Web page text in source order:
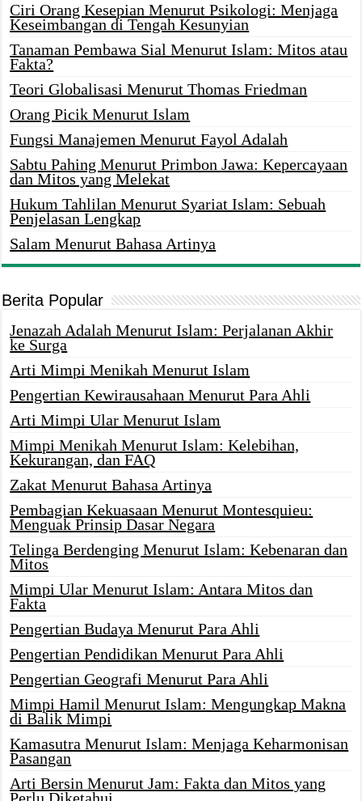
Ciri Orang Kesepian Menurut Psikologi: Menjaga
Keseimbangan di Tengah Kesunyian
Tanaman Pembawa Sial Menurut Islam: Mitos atau
Fakta?
Teori Globalisasi Menurut Thomas Friedman
Orang Picik Menurut Islam
Fungsi Manajemen Menurut Fayol Adalah
Sabtu Pahing Menurut Primbon Jawa: Kepercayaan
dan Mitos yang Melekat
Hukum Tahlilan Menurut Syariat Islam: Sebuah
Penjelasan Lengkap
Salam Menurut Bahasa Artinya
Berita Popular
Jenazah Adalah Menurut Islam: Perjalanan Akhir
ke Surga
Arti Mimpi Menikah Menurut Islam
Pengertian Kewirausahaan Menurut Para Ahli
Arti Mimpi Ular Menurut Islam
Mimpi Menikah Menurut Islam: Kelebihan,
Kekurangan, dan FAQ
Zakat Menurut Bahasa Artinya
Pembagian Kekuasaan Menurut Montesquieu:
Menguak Prinsip Dasar Negara
Telinga Berdenging Menurut Islam: Kebenaran dan
Mitos
Mimpi Ular Menurut Islam: Antara Mitos dan
Fakta
Pengertian Budaya Menurut Para Ahli
Pengertian Pendidikan Menurut Para Ahli
Pengertian Geografi Menurut Para Ahli
Mimpi Hamil Menurut Islam: Mengungkap Makna
di Balik Mimpi
Kamasutra Menurut Islam: Menjaga Keharmonisan
Pasangan
Arti Bersin Menurut Jam: Fakta dan Mitos yang